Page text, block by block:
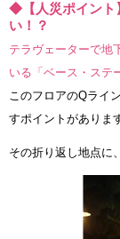
◆【人災ポイント
い！？
テラヴェーターで地
いる「ベース・ステ
このフロアのQライ
すポイントがありま
その折り返し地点に